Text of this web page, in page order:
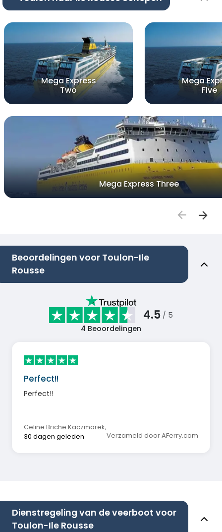
Mega Express
Two
Mega
Five
Mega Express Three
Beoordelingen voor Toulon-Ile
Rousse
4.5 / 5
4 Beoordelingen
Perfect!!
Perfect!!
Celine Briche Kaczmarek,
30 dagen geleden
Verzameld door AFerry.com
Dienstregeling van de veerboot voor
Toulon-Ile Rousse